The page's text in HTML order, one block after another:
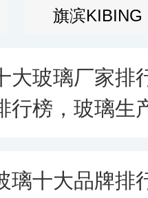
旗滨KIBING
大玻璃厂家排
行榜，玻璃生
璃十大品牌排